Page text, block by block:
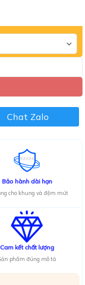
số lượng
Chat Zalo
Bảo hành dài hạn
cho khung và đệm mút
Cam kết chất lượng
phẩm đúng mô tả